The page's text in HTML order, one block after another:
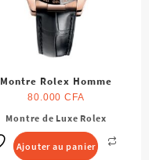
Montre Rolex Homme
80.000 CFA
Montre de Luxe Rolex
Ajouter au panier